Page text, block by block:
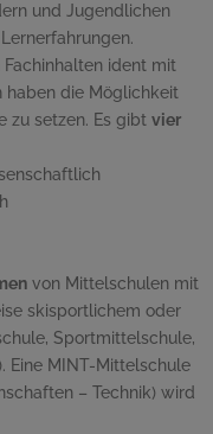
und Jugendlichen
ident mit
haben die Möglichkeit
zu setzen. Es gibt vier
von Mittelschulen mit
skisportlichem oder
Sportmittelschule,
Eine MINT-Mittelschule
– Technik) wird